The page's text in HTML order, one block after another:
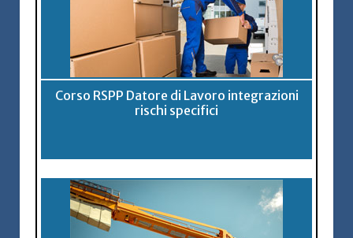
Corso RSPP Datore di Lavoro integrazioni
rischi specifici